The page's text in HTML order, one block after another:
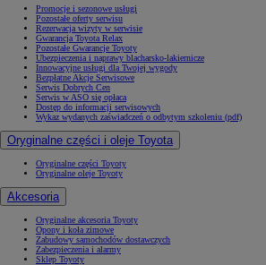
Promocje i sezonowe usługi
Pozostałe oferty serwisu
Rezerwacja wizyty w serwisie
Gwarancja Toyota Relax
Pozostałe Gwarancje Toyoty
Ubezpieczenia i naprawy blacharsko-lakiernicze
Innowacyjne usługi dla Twojej wygody
Bezpłatne Akcje Serwisowe
Serwis Dobrych Cen
Serwis w ASO się opłaca
Dostęp do informacji serwisowych
Wykaz wydanych zaświadczeń o odbytym szkoleniu (pdf)
Oryginalne części i oleje Toyota
Oryginalne części Toyoty
Oryginalne oleje Toyoty
Akcesoria
Oryginalne akcesoria Toyoty
Opony i koła zimowe
Zabudowy samochodów dostawczych
Zabezpieczenia i alarmy
Sklep Toyoty